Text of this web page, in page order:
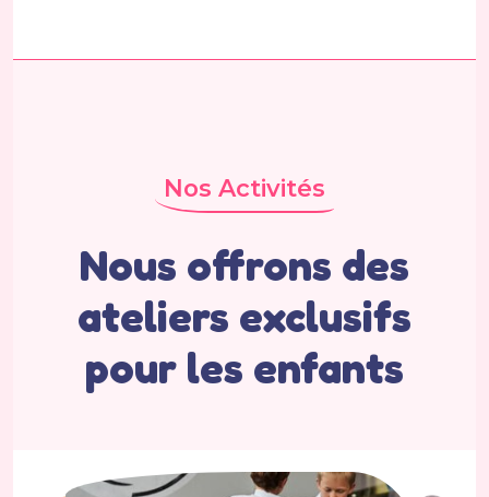
Nos Activités
Nous offrons des
ateliers exclusifs
pour les enfants